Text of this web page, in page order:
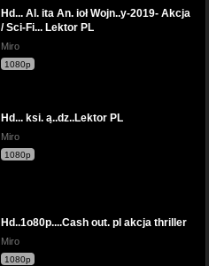
Hd... Al. ita An. ioł Wojn..y-2019- Akcja
/ Sci-Fi... Lektor PL
Miro
1080p
Hd... ksi. ą..dz..Lektor PL
Miro
1080p
Hd..1o80p....Cash out. pl akcja thriller
Miro
1080p